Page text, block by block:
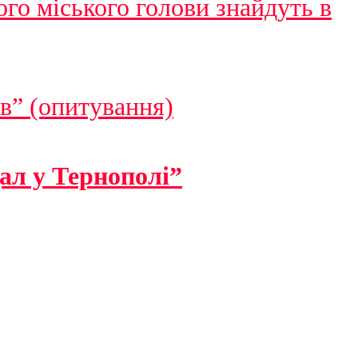
міського голови знайдуть в
(опитування)
у Тернополі”